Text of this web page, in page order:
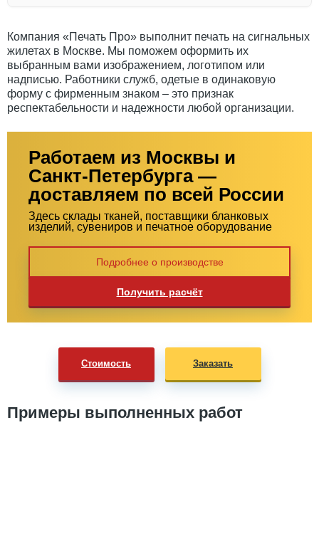
Компания «Печать Про» выполнит печать на сигнальных
жилетах в Москве. Мы поможем оформить их
выбранным вами изображением, логотипом или
надписью. Работники служб, одетые в одинаковую
форму с фирменным знаком – это признак
респектабельности и надежности любой организации.
Работаем из Москвы и
Санкт-Петербурга —
доставляем по всей России
Здесь склады тканей, поставщики бланковых
изделий, сувениров и печатное оборудование
Подробнее о производстве
Получить расчёт
Стоимость Заказать
Примеры выполненных работ